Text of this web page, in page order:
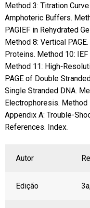
Method 3: Titration
Amphoteric Buffers.
PAGIEF in Rehydrated
Method 8: Vertical
Proteins. Method 10:
Method 11: High-
PAGE of Double
Single Stranded DNA.
Electrophoresis. Method
Appendix A: Trouble-
References. Index.
Autor
Edição 3a